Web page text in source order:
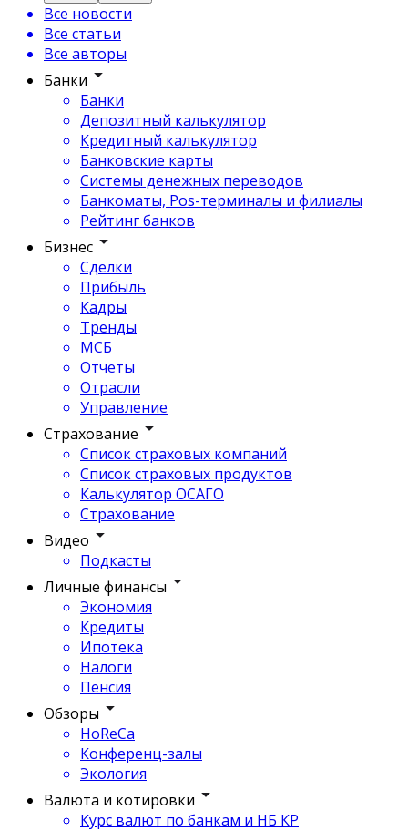
Все новости
Все статьи
Все авторы
Банки
Банки
Депозитный калькулятор
Кредитный калькулятор
Банковские карты
Системы денежных переводов
Банкоматы, Pos-терминалы и филиалы
Рейтинг банков
Бизнес
Сделки
Прибыль
Кадры
Тренды
МСБ
Отчеты
Отрасли
Управление
Страхование
Список страховых компаний
Список страховых продуктов
Калькулятор ОСАГО
Страхование
Видео
Подкасты
Личные финансы
Экономия
Кредиты
Ипотека
Налоги
Пенсия
Обзоры
HoReCa
Конференц-залы
Экология
Валюта и котировки
Курс валют по банкам и НБ КР